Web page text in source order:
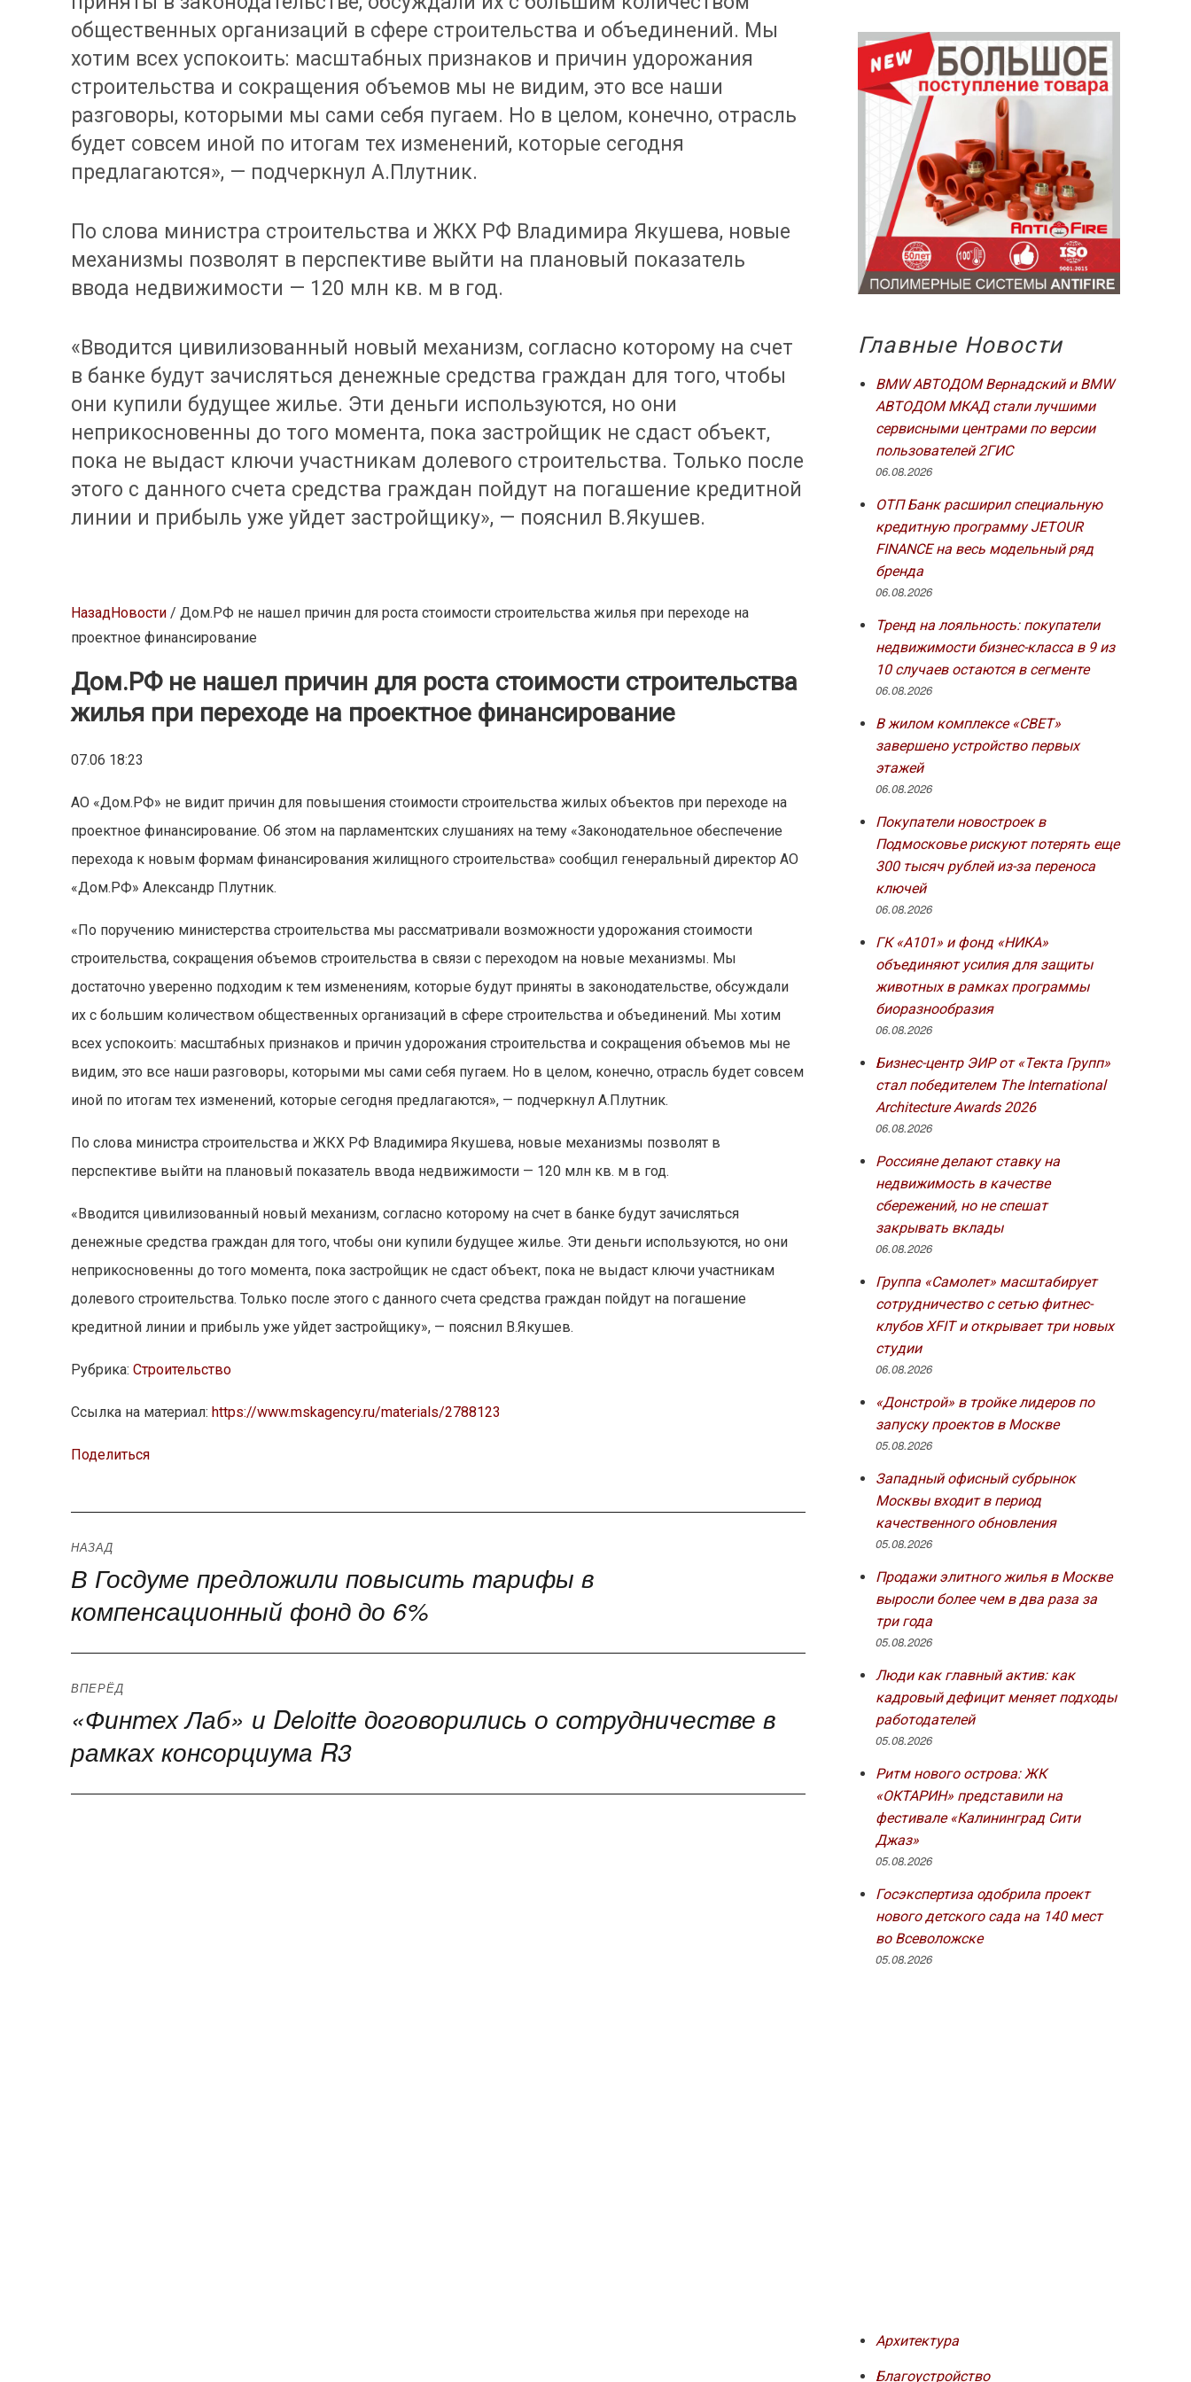
общественных организаций в сфере строительства и объединений. Мы
хотим всех успокоить: масштабных признаков и причин удорожания
строительства и сокращения объемов мы не видим, это все наши
разговоры, которыми мы сами себя пугаем. Но в целом, конечно, отрасль
будет совсем иной по итогам тех изменений, которые сегодня
предлагаются», — подчеркнул А.Плутник.
По слова министра строительства и ЖКХ РФ Владимира Якушева, новые
механизмы позволят в перспективе выйти на плановый показатель
ввода недвижимости — 120 млн кв. м в год.
«Вводится цивилизованный новый механизм, согласно которому на счет
в банке будут зачисляться денежные средства граждан для того, чтобы
они купили будущее жилье. Эти деньги используются, но они
неприкосновенны до того момента, пока застройщик не сдаст объект,
пока не выдаст ключи участникам долевого строительства. Только после
этого с данного счета средства граждан пойдут на погашение кредитной
линии и прибыль уже уйдет застройщику», — пояснил В.Якушев.
НазадНовости / Дом.РФ не нашел причин для роста стоимости строительства жилья при переходе на
проектное финансирование
Дом.РФ не нашел причин для роста стоимости строительства
жилья при переходе на проектное финансирование
07.06 18:23
АО «Дом.РФ» не видит причин для повышения стоимости строительства жилых объектов при переходе на
проектное финансирование. Об этом на парламентских слушаниях на тему «Законодательное обеспечение
перехода к новым формам финансирования жилищного строительства» сообщил генеральный директор АО
«Дом.РФ» Александр Плутник.
«По поручению министерства строительства мы рассматривали возможности удорожания стоимости
строительства, сокращения объемов строительства в связи с переходом на новые механизмы. Мы
достаточно уверенно подходим к тем изменениям, которые будут приняты в законодательстве, обсуждали
их с большим количеством общественных организаций в сфере строительства и объединений. Мы хотим
всех успокоить: масштабных признаков и причин удорожания строительства и сокращения объемов мы не
видим, это все наши разговоры, которыми мы сами себя пугаем. Но в целом, конечно, отрасль будет совсем
иной по итогам тех изменений, которые сегодня предлагаются», — подчеркнул А.Плутник.
По слова министра строительства и ЖКХ РФ Владимира Якушева, новые механизмы позволят в
перспективе выйти на плановый показатель ввода недвижимости — 120 млн кв. м в год.
«Вводится цивилизованный новый механизм, согласно которому на счет в банке будут зачисляться
денежные средства граждан для того, чтобы они купили будущее жилье. Эти деньги используются, но они
неприкосновенны до того момента, пока застройщик не сдаст объект, пока не выдаст ключи участникам
долевого строительства. Только после этого с данного счета средства граждан пойдут на погашение
кредитной линии и прибыль уже уйдет застройщику», — пояснил В.Якушев.
Рубрика:Строительство
Ссылка на материал:https://www.mskagency.ru/materials/2788123
Поделиться
Навигация
по
записям
НАЗАД
Предыдущая
В Госдуме предложили повысить тарифы в
компенсационный фонд до 6%
ВПЕРЁД
Следующая
«Финтех Лаб» и Deloitte договорились о сотрудничестве в
рамках консорциума R3
Главные Новости
BMW АВТОДОМ Вернадский и BMW
АВТОДОМ МКАД стали лучшими
сервисными центрами по версии
пользователей 2ГИС
06.08.2026
ОТП Банк расширил специальную
кредитную программу JETOUR
FINANCE на весь модельный ряд
бренда
06.08.2026
Тренд на лояльность: покупатели
недвижимости бизнес-класса в 9 из
10 случаев остаются в сегменте
06.08.2026
В жилом комплексе «СВЕТ»
завершено устройство первых
этажей
06.08.2026
Покупатели новостроек в
Подмосковье рискуют потерять еще
300 тысяч рублей из-за переноса
ключей
06.08.2026
ГК «А101» и фонд «НИКА»
объединяют усилия для защиты
животных в рамках программы
биоразнообразия
06.08.2026
Бизнес-центр ЭИР от «Текта Групп»
стал победителем The International
Architecture Awards 2026
06.08.2026
Россияне делают ставку на
недвижимость в качестве
сбережений, но не спешат
закрывать вклады
06.08.2026
Группа «Самолет» масштабирует
сотрудничество с сетью фитнес-
клубов XFIT и открывает три новых
студии
06.08.2026
«Донстрой» в тройке лидеров по
запуску проектов в Москве
05.08.2026
Западный офисный субрынок
Москвы входит в период
качественного обновления
05.08.2026
Продажи элитного жилья в Москве
выросли более чем в два раза за
три года
05.08.2026
Люди как главный актив: как
кадровый дефицит меняет подходы
работодателей
05.08.2026
Ритм нового острова: ЖК
«ОКТАРИН» представили на
фестивале «Калининград Сити
Джаз»
05.08.2026
Госэкспертиза одобрила проект
нового детского сада на 140 мест
во Всеволожске
05.08.2026
Архитектура
Благоустройство